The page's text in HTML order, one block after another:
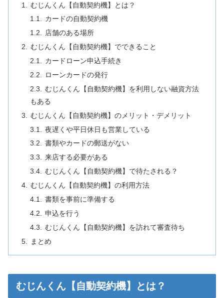
むじんくん【自動契約機】とは？
カードの自動契約機
店舗のある場所
むじんくん【自動契約機】でできること
カードローン申込手続き
ローンカードの発行
むじんくん【自動契約機】を利用しない融資方法
もある
むじんくん【自動契約機】のメリット・デメリット
夜遅くや平日休日も営業している
書類やカードの郵送がない
来店する必要がある
むじんくん【自動契約機】で待たされる？
むじんくん【自動契約機】の利用方法
書類を事前に準備する
申込を行う
むじんくん【自動契約機】を訪れて審査待ち
まとめ
むじんくん【自動契約機】とは？